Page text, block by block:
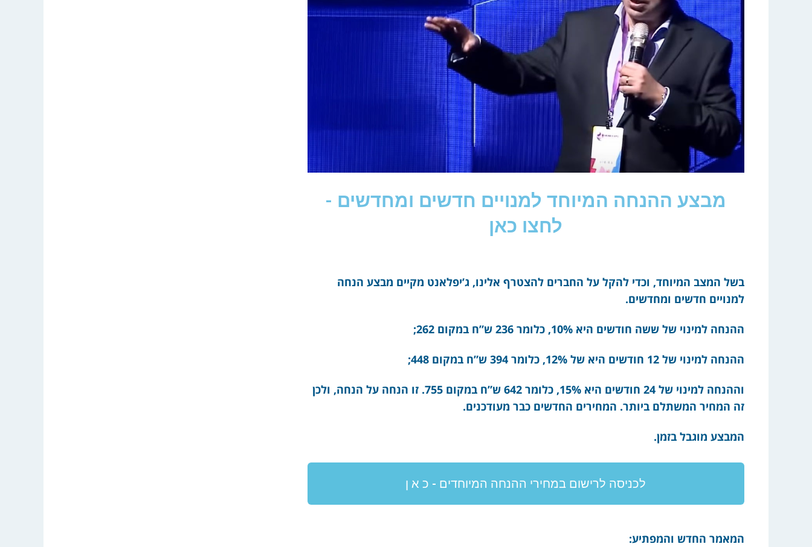
מבצע ההנחה המיוחד למנויים חדשים ומחדשים -
לחצו כאן
בשל המצב המיוחד, וכדי להקל על החברים להצטרף אלינו, ג’יפלאנט מקיים מבצע הנחה
למנויים חדשים ומחדשים.
ההנחה למינוי של ששה חודשים היא 10%, כלומר 236 ש”ח במקום 262;
ההנחה למינוי של 12 חודשים היא של 12%, כלומר 394 ש”ח במקום 448;
וההנחה למינוי של 24 חודשים היא 15%, כלומר 642 ש”ח במקום 755. זו הנחה על הנחה, ולכן
זה המחיר המשתלם ביותר. המחירים החדשים כבר מעודכנים.
המבצע מוגבל בזמן.
לכניסה לרישום במחירי ההנחה המיוחדים - כ א ן
המאמר החדש והמפתיע: